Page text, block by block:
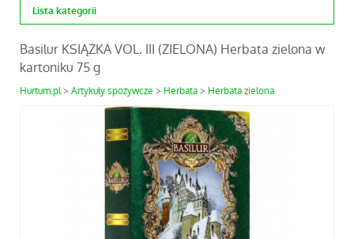
Lista kategorii
Basilur KSIĄŻKA VOL. III (ZIELONA) Herbata zielona w
kartoniku 75 g
Hurtum.pl Artykuły spożywcze Herbata Herbata zielona